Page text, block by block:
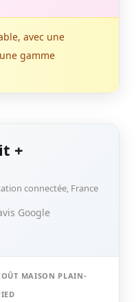
avec une
gamme
+
connectée, France
Google
MAISON PLAIN-